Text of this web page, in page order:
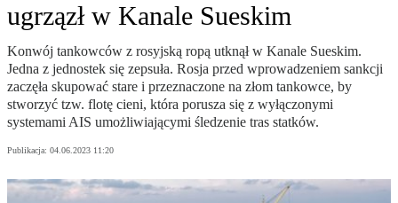
ugrzązł w Kanale Sueskim
Konwój tankowców z rosyjską ropą utknął w Kanale Sueskim.
Jedna z jednostek się zepsuła. Rosja przed wprowadzeniem sankcji
zaczęła skupować stare i przeznaczone na złom tankowce, by
stworzyć tzw. flotę cieni, która porusza się z wyłączonymi
systemami AIS umożliwiającymi śledzenie tras statków.
Publikacja: 04.06.2023 11:20